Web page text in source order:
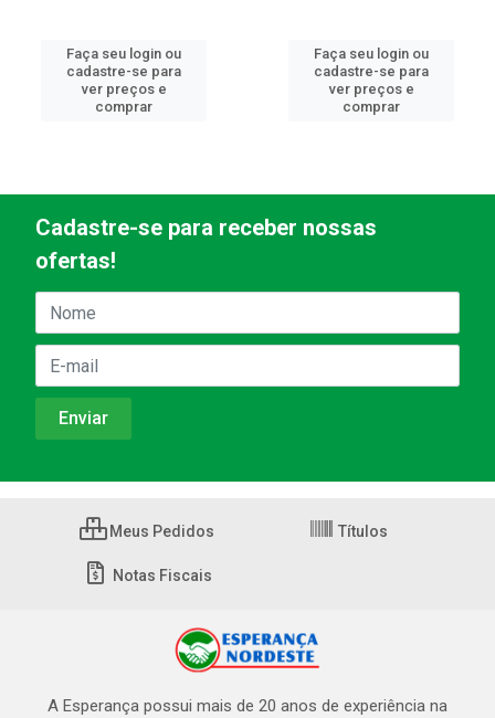
Faça seu login ou
cadastre-se para
ver preços e
comprar
Faça seu login ou
cadastre-se para
ver preços e
comprar
Cadastre-se para receber nossas
ofertas!
Meus Pedidos Títulos
Notas Fiscais
A Esperança possui mais de 20 anos de experiência na